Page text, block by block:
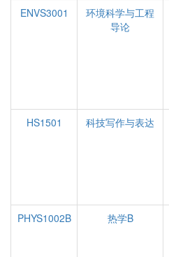
ENVS3001
环境科学与工程
导论
HS1501
科技写作与表达
PHYS1002B
热学B